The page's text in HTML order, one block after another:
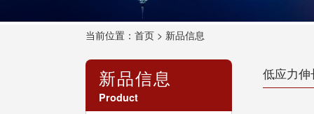
当前位置： 首页 > 新品信息
新品信息
Product
低应力